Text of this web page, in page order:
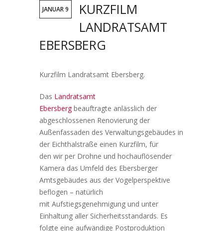
JANUAR 9
KURZFILM
LANDRATSAMT
EBERSBERG
Kurzfilm Landratsamt Ebersberg.
Das Landratsamt
Ebersbergbeauftragte anlässlich der
abgeschlossenen Renovierung der
Außenfassaden des Verwaltungsgebäudes in
der Eichthalstraße einen Kurzfilm, für
den wir per Drohne und hochauflösender
Kamera das Umfeld des Ebersberger
Amtsgebäudes aus der Vogelperspektive
beflogen – natürlich
mit Aufstiegsgenehmigung und unter
Einhaltung aller Sicherheitsstandards. Es
folgte eine aufwändige Postproduktion